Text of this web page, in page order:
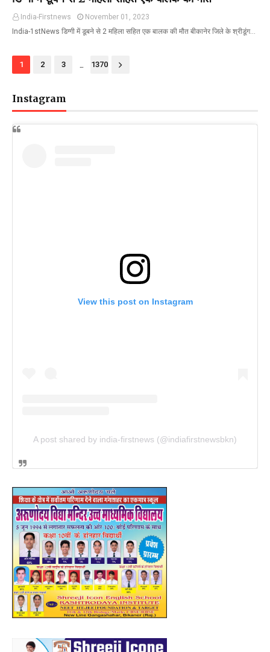
India-Firstnews
November 01, 2023
India-1stNews डिग्गी में डूबने से 2 महिला सहित एक बालक की मौत बीकानेर जिले के श्रीडूंग…
1 2 3 ... 1370
Instagram
View this post on Instagram
A post shared by india-firstnews (@indiafirstnewsbkn)